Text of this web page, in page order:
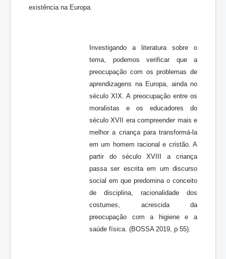
existência na Europa.
Investigando a literatura sobre o
tema, podemos verificar que a
preocupação com os problemas de
aprendizagens na Europa, ainda no
século XIX. A preocupação entre os
moralistas e os educadores do
século XVII era compreender mais e
melhor a criança para transformá-la
em um homem racional e cristão. A
partir do século XVIII a criança
passa ser escrita em um discurso
social em que predomina o conceito
de disciplina, racionalidade dos
costumes, acrescida da
preocupação com a higiene e a
saúde física. (BOSSA 2019, p 55).